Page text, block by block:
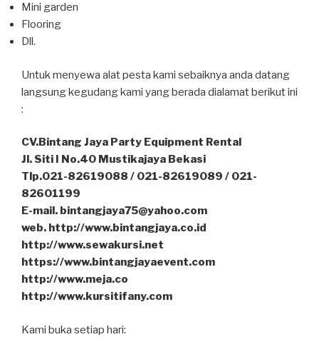
Mini garden
Flooring
Dll.
Untuk menyewa alat pesta kami sebaiknya anda datang
langsung kegudang kami yang berada dialamat berikut ini
:
CV.Bintang Jaya Party Equipment Rental
Jl. Siti I No.40 Mustikajaya Bekasi
Tlp.021-82619088 / 021-82619089 / 021-
82601199
E-mail. bintangjaya75@yahoo.com
web. http://www.bintangjaya.co.id
http://www.sewakursi.net
https://www.bintangjayaevent.com
http://www.meja.co
http://www.kursitifany.com
Kami buka setiap hari: